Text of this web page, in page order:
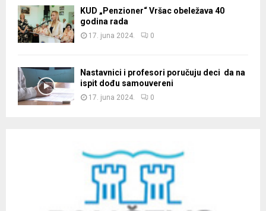
KUD „Penzioner“ Vršac obeležava 40
godina rada
17. juna 2024. 0
Nastavnici i profesori poručuju deci da na
ispit dođu samouvereni
17. juna 2024. 0